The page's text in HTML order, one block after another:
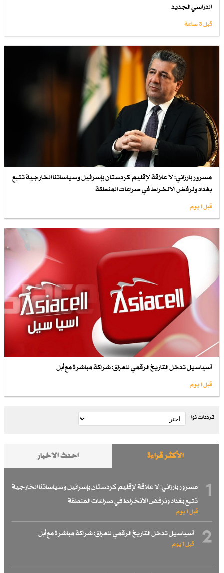
الدراسي الجديد
قبل 3 ساعة
مسرور بارزاني: لا علاقة لإقليم كردستان بإسرائيل وسياساتنا الخارجية تتبع
بغداد ونرفض الانخراط في صراعات المنطقة
قبل 1 یوم
آسياسيل تدخل التاريخ الرقمي للعراق: شراكة مباشرة مع أبل
قبل 1 یوم
ترددات نوا
الأكثر قراءة احدث الاخبار
1
مسرور بارزاني: لا علاقة لإقليم كردستان بإسرائيل وسياساتنا الخارجية
تتبع بغداد ونرفض الانخراط في صراعات المنطقة
قبل 1 یوم
2 آسياسيل تدخل التاريخ الرقمي للعراق: شراكة مباشرة مع أبل
قبل 1 یوم